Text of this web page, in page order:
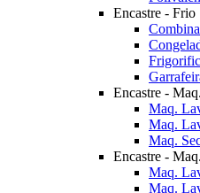
Encastre - Frio
Encastre -
Maq.
Maq.
Maq.
Encastre -
Maq.
Maq.